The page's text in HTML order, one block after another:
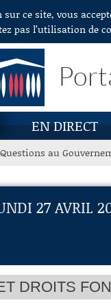
ce site, vous
pas l’utilisation
EN DIRECT
Questions au
27 AVRIL
DROITS